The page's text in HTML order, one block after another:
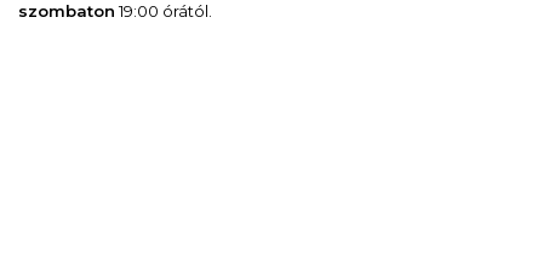
szombaton19:00 órától.